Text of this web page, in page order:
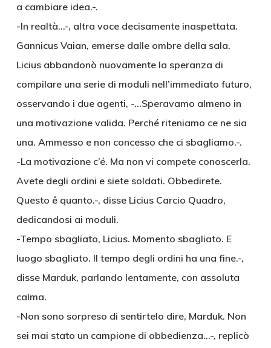
a cambiare idea.-.
-In realtà…-, altra voce decisamente inaspettata.
Gannicus Vaian, emerse dalle ombre della sala.
Licius abbandonò nuovamente la speranza di
compilare una serie di moduli nell’immediato futuro,
osservando i due agenti, -…Speravamo almeno in
una motivazione valida. Perché riteniamo ce ne sia
una. Ammesso e non concesso che ci sbagliamo.-.
-La motivazione c’é. Ma non vi compete conoscerla.
Avete degli ordini e siete soldati. Obbedirete.
Questo ê quanto.-, disse Licius Carcio Quadro,
dedicandosi ai moduli.
-Tempo sbagliato, Licius. Momento sbagliato. E
luogo sbagliato. Il tempo degli ordini ha una fine.-,
disse Marduk, parlando lentamente, con assoluta
calma.
-Non sono sorpreso di sentirtelo dire, Marduk. Non
sei mai stato un campione di obbedienza…-, replicò